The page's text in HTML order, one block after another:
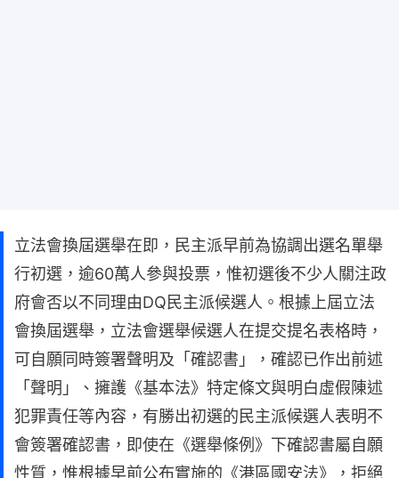
立法會換屆選舉在即，民主派早前為協調出選名單舉
行初選，逾60萬人參與投票，惟初選後不少人關注政
府會否以不同理由DQ民主派候選人。根據上屆立法
會換屆選舉，立法會選舉候選人在提交提名表格時，
可自願同時簽署聲明及「確認書」，確認已作出前述
「聲明」、擁護《基本法》特定條文與明白虛假陳述
犯罪責任等內容，有勝出初選的民主派候選人表明不
會簽署確認書，即使在《選舉條例》下確認書屬自願
性質，惟根據早前公布實施的《港區國安法》，拒絕